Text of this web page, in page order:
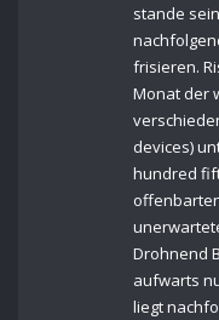
stande
frisieren.
Monat der
devices)
hundred
Drohnend
aufwarts
liegt